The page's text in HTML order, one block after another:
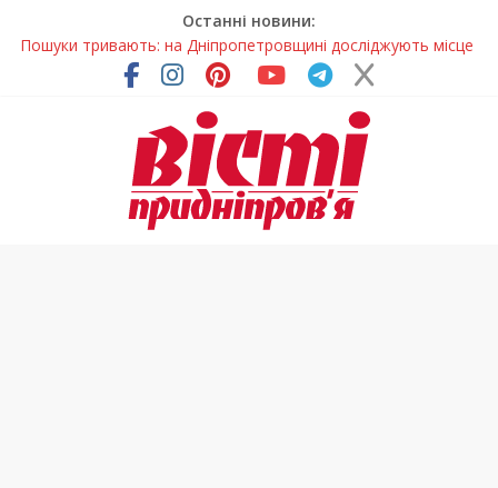
Останні новини:
Ветерани Дніпропетровщини отримують шанс на власне
Говорити про воду без паніки: чому важлива правильна
Лікар – на екрані: Як працюють телемедичні центри на
Дніпропетровщині
У Дніпрі триває масштабна підготовка до опалювального